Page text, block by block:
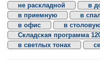
не раскладной
в
в приемную
в
в офис
в
Складская программа
в светлых тонах